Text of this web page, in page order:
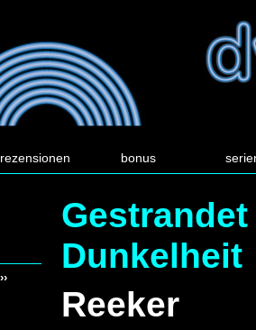
rezensionen bonus
Dunkelheit
Reeker